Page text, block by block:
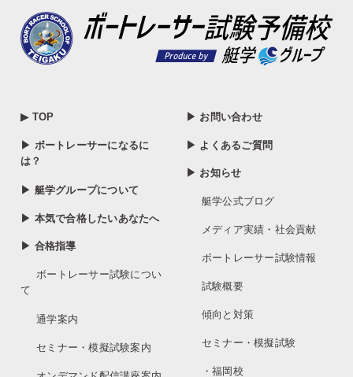
▶ TOP
▶ ボートレーサーになるに
は？
▶ 艇学グループについて
▶ 本気で合格したいあなたへ
▶ 合格指導
ボートレーサー試験につい
て
通学案内
セミナー・模擬試験案内
▶ お問い合わせ
▶ よくあるご質問
▶ お知らせ
艇学公式ブログ
メディア実績・社会貢献
ボートレーサー試験情報
試験概要
傾向と対策
セミナー・模擬試験
・福岡校